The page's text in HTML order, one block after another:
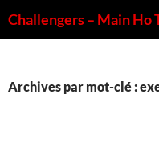
auChallengers – Main Ho
Archives par mot-clé :